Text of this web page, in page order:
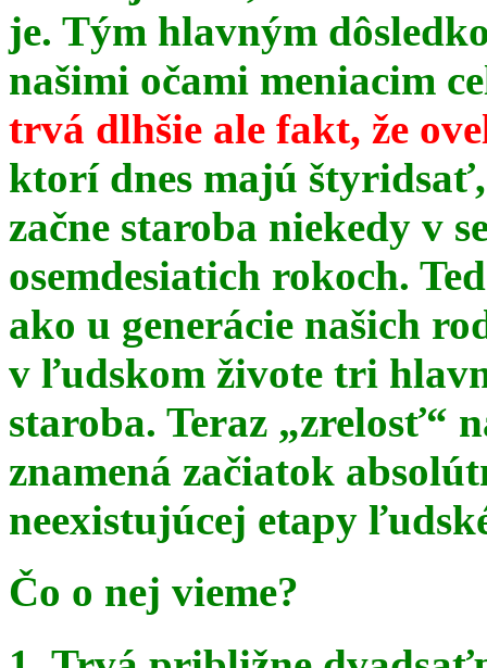
je. Tým hlavným
našimi očami meniacim
trvá dlhšie ale fakt, že
ktorí dnes majú
začne staroba niekedy v
osemdesiatich rokoch.
ako u generácie našich
v ľudskom živote tri
staroba. Teraz „zrelosť“
znamená začiatok
neexistujúcej etapy
Čo o nej vieme?